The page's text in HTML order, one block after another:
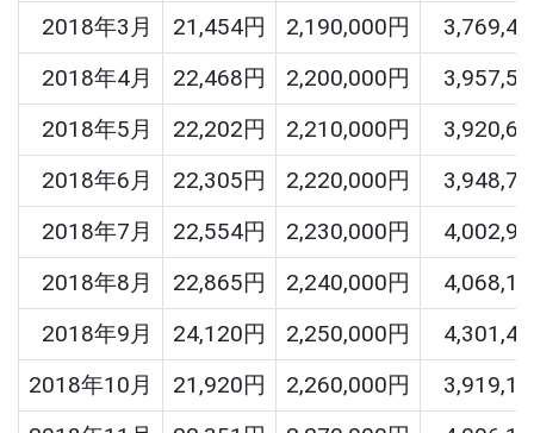
2018年3月
21,454円 2,190,000円
2018年4月
22,468円 2,200,000円
2018年5月
22,202円 2,210,000円
2018年6月
22,305円 2,220,000円
2018年7月
22,554円 2,230,000円
2018年8月
22,865円 2,240,000円
2018年9月
24,120円 2,250,000円
2018年10月
21,920円 2,260,000円